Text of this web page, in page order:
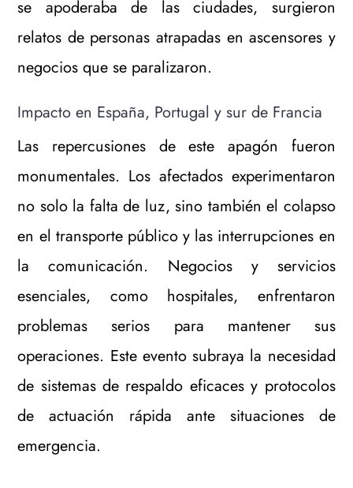
se apoderaba de las ciudades, surgieron
relatos de personas atrapadas en ascensores y
negocios que se paralizaron.
Impacto en España, Portugal y sur de Francia
Las repercusiones de este apagón fueron
monumentales. Los afectados experimentaron
no solo la falta de luz, sino también el colapso
en el transporte público y las interrupciones en
la comunicación. Negocios y servicios
esenciales, como hospitales, enfrentaron
problemas serios para mantener sus
operaciones. Este evento subraya la necesidad
de sistemas de respaldo eficaces y protocolos
de actuación rápida ante situaciones de
emergencia.